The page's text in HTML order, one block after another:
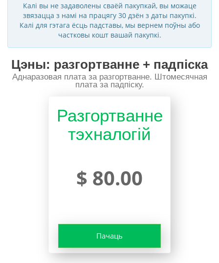
Калі вы не задаволены сваёй пакупкай, вы можаце
звязацца з намі на працягу 30 дзён з даты пакупкі.
Калі для гэтага ёсць падставы, мы вернем поўны або
частковы кошт вашай пакупкі.
Цэны: разгортванне + падпіска
Аднаразовая плата за разгортванне. Штомесячная
плата за падпіску.
Разгортванне
тэхналогій
$ 80.00
Пачаць